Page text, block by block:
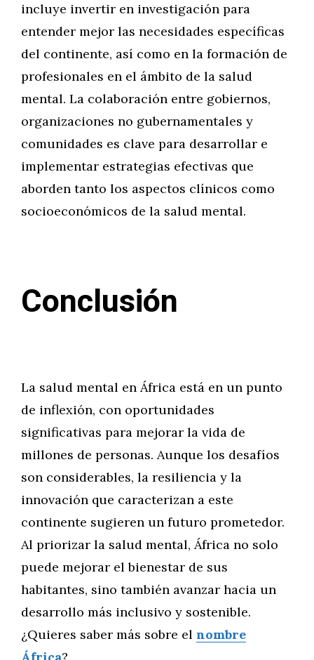
incluye invertir en investigación para
entender mejor las necesidades específicas
del continente, así como en la formación de
profesionales en el ámbito de la salud
mental. La colaboración entre gobiernos,
organizaciones no gubernamentales y
comunidades es clave para desarrollar e
implementar estrategias efectivas que
aborden tanto los aspectos clínicos como
socioeconómicos de la salud mental.
Conclusión
La salud mental en África está en un punto
de inflexión, con oportunidades
significativas para mejorar la vida de
millones de personas. Aunque los desafíos
son considerables, la resiliencia y la
innovación que caracterizan a este
continente sugieren un futuro prometedor.
Al priorizar la salud mental, África no solo
puede mejorar el bienestar de sus
habitantes, sino también avanzar hacia un
desarrollo más inclusivo y sostenible.
¿Quieres saber más sobre el nombre